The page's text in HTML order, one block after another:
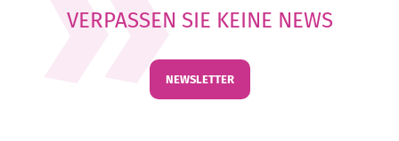
VERPASSEN SIE KEINE NEWS
NEWSLETTER